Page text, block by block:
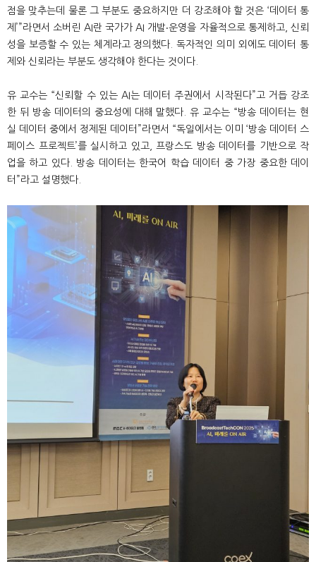
점을 맞추는데 물론 그 부분도 중요하지만 더 강조해야 할 것은 ‘데이터 통
제’”라면서 소버린 AI란 국가가 AI 개발‧운영을 자율적으로 통제하고, 신뢰
성을 보증할 수 있는 체계라고 정의했다. 독자적인 의미 외에도 데이터 통
제와 신뢰라는 부분도 생각해야 한다는 것이다.
유 교수는 “신뢰할 수 있는 AI는 데이터 주권에서 시작된다”고 거듭 강조
한 뒤 방송 데이터의 중요성에 대해 말했다. 유 교수는 “방송 데이터는 현
실 데이터 중에서 정제된 데이터”라면서 “독일에서는 이미 ‘방송 데이터 스
페이스 프로젝트’를 실시하고 있고, 프랑스도 방송 데이터를 기반으로 작
업을 하고 있다. 방송 데이터는 한국어 학습 데이터 중 가장 중요한 데이
터”라고 설명했다.